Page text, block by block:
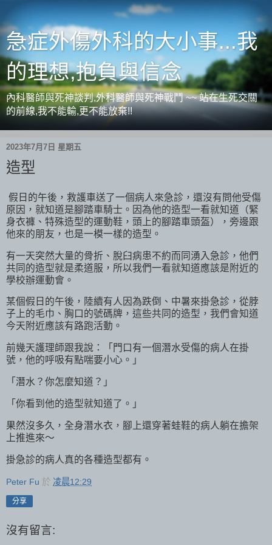
急症外傷外科的大小事...我
的理想,抱負與信念
內科醫師與死神談判,外科醫師與死神戰鬥 ~~ 站在生死交關
的前線,我不能輸,更不能放棄!!
2023年7月7日 星期五
造型
假日的午後，救護車送了一個病人來急診，還沒有問他受傷
原因，就知道是腳踏車騎士。因為他的造型一看就知道（緊
身衣褲、特殊造型的運動鞋，頭上的腳踏車頭盔），旁邊跟
他來的朋友，也是一模一樣的造型。
有一天突然大量的骨折、脫臼病患不約而同湧入急診，他們
共同的造型就是柔道服，所以我們一看就知道應該是附近的
學校辦運動會。
某個假日的午後，陸續有人因為跌倒、中暑來掛急診，從脖
子上的毛巾、胸口的號碼牌，這些共同的造型，我們會知道
今天附近應該有路跑活動。
前幾天護理師跟我說：「門口有一個潛水受傷的病人在掛
號，他的呼吸有點喘要小心。」
「潛水？你怎麼知道？」
「你看到他的造型就知道了。」
果然沒多久，全身潛水衣，腳上還穿著蛙鞋的病人躺在擔架
上推進來～
掛急診的病人真的各種造型都有。
Peter Fu 於 凌晨12:29
分享
沒有留言: